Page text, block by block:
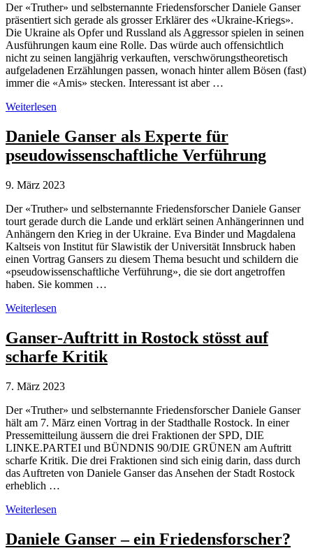
Der «Truther» und selbsternannte Friedensforscher Daniele Ganser
präsentiert sich gerade als grosser Erklärer des «Ukraine-Kriegs».
Die Ukraine als Opfer und Russland als Aggressor spielen in seinen
Ausführungen kaum eine Rolle. Das würde auch offensichtlich
nicht zu seinen langjährig verkauften, verschwörungstheoretisch
aufgeladenen Erzählungen passen, wonach hinter allem Bösen (fast)
immer die «Amis» stecken. Interessant ist aber …
«Friedensforscher»
Ganser
&
die
der
von
Atomwaffen
Weiterlesen
Daniele Ganser als Experte für
pseudowissenschaftliche Verführung
9. März 2023
Der «Truther» und selbsternannte Friedensforscher Daniele Ganser
tourt gerade durch die Lande und erklärt seinen Anhängerinnen und
Anhängern den Krieg in der Ukraine. Eva Binder und Magdalena
Kaltseis von Institut für Slawistik der Universität Innsbruck haben
einen Vortrag Gansers zu diesem Thema besucht und schildern die
«pseudowissenschaftliche Verführung», die sie dort angetroffen
haben. Sie kommen …
Daniele
als
Experte
für
Verführung
Weiterlesen
Ganser-Auftritt in Rostock stösst auf
scharfe Kritik
7. März 2023
Der «Truther» und selbsternannte Friedensforscher Daniele Ganser
hält am 7. März einen Vortrag in der Stadthalle Rostock. In einer
Pressemitteilung äussern die drei Fraktionen der SPD, DIE
LINKE.PARTEI und BÜNDNIS 90/DIE GRÜNEN am Auftritt
scharfe Kritik. Die drei Fraktionen sind sich einig darin, dass durch
das Auftreten von Daniele Ganser das Ansehen der Stadt Rostock
erheblich …
Ganser-
in
Rostock
Weiterlesen
Daniele Ganser – ein Friedensforscher?